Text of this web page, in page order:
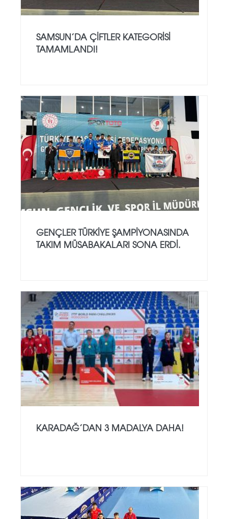
SAMSUN’DA ÇIFTLER KATEGORISI
TAMAMLANDI!
GENÇLER TÜRKIYE ŞAMPIYONASINDA
TAKIM MÜSABAKALARI SONA ERDI.
KARADAĞ’DAN 3 MADALYA DAHA!